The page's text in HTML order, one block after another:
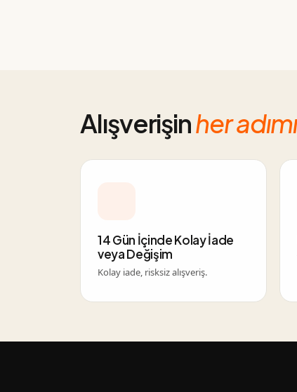
Alışverişinher
14 Gün İçinde Kolay İade
veya Değişim
Kolay iade, risksiz alışveriş.